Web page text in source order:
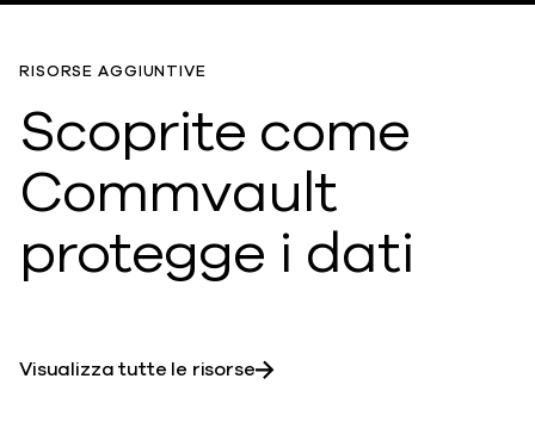
RISORSE AGGIUNTIVE
Scoprite come
Commvault
protegge i dati
Visualizza tutte le risorse